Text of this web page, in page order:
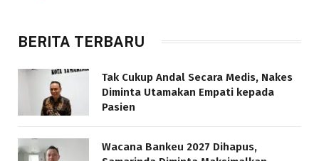
BERITA TERBARU
Tak Cukup Andal Secara Medis, Nakes
Diminta Utamakan Empati kepada
Pasien
Wacana Bankeu 2027 Dihapus,